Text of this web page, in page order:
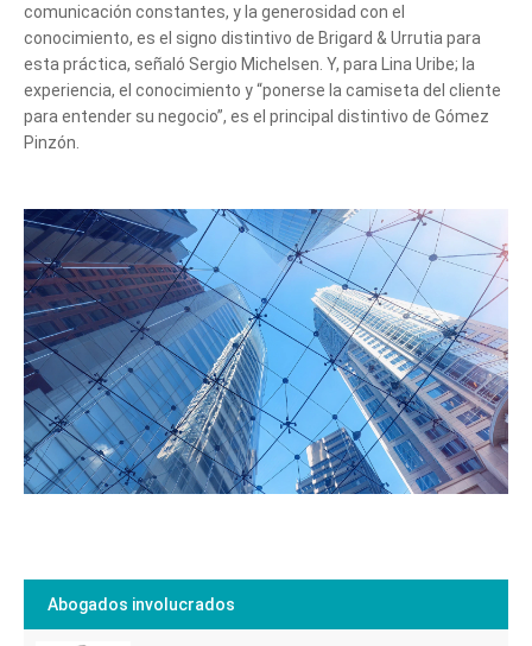
comunicación constantes, y la generosidad con el
conocimiento, es el signo distintivo de Brigard & Urrutia para
esta práctica, señaló Sergio Michelsen. Y, para Lina Uribe; la
experiencia, el conocimiento y “ponerse la camiseta del cliente
para entender su negocio”, es el principal distintivo de Gómez
Pinzón.
Abogados involucrados